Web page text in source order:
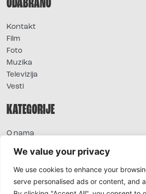
We value your privacy
We use cookies to enhance your
serve personalised ads or content, and
ODABRANO
Kontakt
Film
Foto
Muzika
Televizija
Vesti
KATEGORIJE
O nama
Extra
Foto
Moda